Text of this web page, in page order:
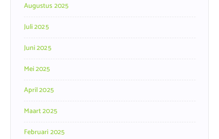
Augustus 2025
Juli 2025
Juni 2025
Mei 2025
April 2025
Maart 2025
Februari 2025